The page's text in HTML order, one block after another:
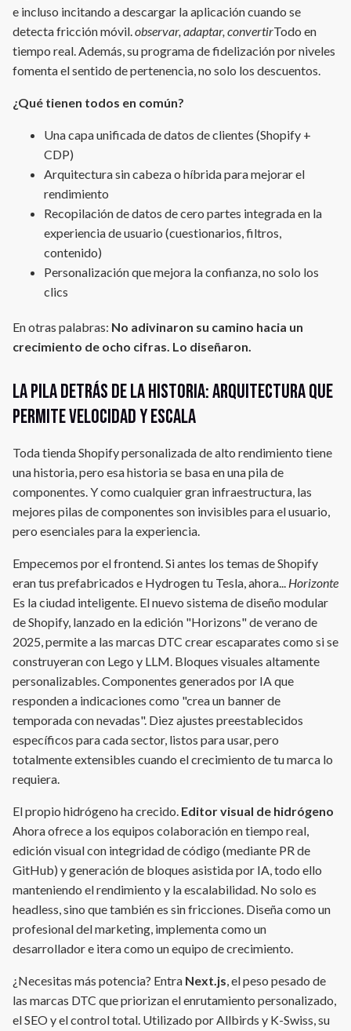
e incluso incitando a descargar la aplicación cuando se
detecta fricción móvil.observar, adaptar, convertirTodo en
tiempo real. Además, su programa de fidelización por niveles
fomenta el sentido de pertenencia, no solo los descuentos.
¿Qué tienen todos en común?
Una capa unificada de datos de clientes (Shopify +
CDP)
Arquitectura sin cabeza o híbrida para mejorar el
rendimiento
Recopilación de datos de cero partes integrada en la
experiencia de usuario (cuestionarios, filtros,
contenido)
Personalización que mejora la confianza, no solo los
clics
En otras palabras: No adivinaron su camino hacia un
crecimiento de ocho cifras. Lo diseñaron.
La pila detrás de la historia: arquitectura que
permite velocidad y escala
Toda tienda Shopify personalizada de alto rendimiento tiene
una historia, pero esa historia se basa en una pila de
componentes. Y como cualquier gran infraestructura, las
mejores pilas de componentes son invisibles para el usuario,
pero esenciales para la experiencia.
Empecemos por el frontend. Si antes los temas de Shopify
eran tus prefabricados e Hydrogen tu Tesla, ahora... Horizonte
Es la ciudad inteligente. El nuevo sistema de diseño modular
de Shopify, lanzado en la edición "Horizons" de verano de
2025, permite a las marcas DTC crear escaparates como si se
construyeran con Lego y LLM. Bloques visuales altamente
personalizables. Componentes generados por IA que
responden a indicaciones como "crea un banner de
temporada con nevadas". Diez ajustes preestablecidos
específicos para cada sector, listos para usar, pero
totalmente extensibles cuando el crecimiento de tu marca lo
requiera.
El propio hidrógeno ha crecido. Editor visual de hidrógeno
Ahora ofrece a los equipos colaboración en tiempo real,
edición visual con integridad de código (mediante PR de
GitHub) y generación de bloques asistida por IA, todo ello
manteniendo el rendimiento y la escalabilidad. No solo es
headless, sino que también es sin fricciones. Diseña como un
profesional del marketing, implementa como un
desarrollador e itera como un equipo de crecimiento.
¿Necesitas más potencia? Entra Next.js, el peso pesado de
las marcas DTC que priorizan el enrutamiento personalizado,
el SEO y el control total. Utilizado por Allbirds y K-Swiss, su